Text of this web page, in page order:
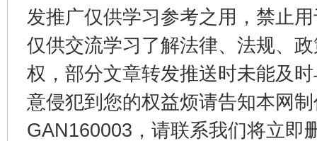
发推广仅供学习参考之用，禁止
仅供交流学习了解法律、法规、
权，部分文章转发推送时未能及
意侵犯到您的权益烦请告知本网
GAN160003，请联系我们将立即
千年窑火 生生不息 一